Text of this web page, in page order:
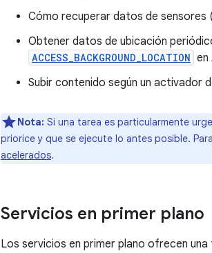
Cómo recuperar datos de
Obtener datos de ubicación
ACCESS_BACKGROUND_LOCATION en
Subir contenido según un activador
Nota: Si una tarea es particularmente
priorice y que se ejecute lo antes posible.
acelerados.
Servicios en primer plano
Los servicios en primer plano ofrecen